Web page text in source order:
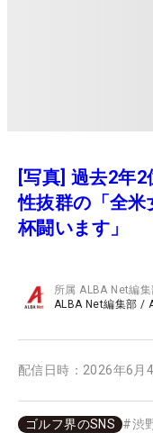
[写真] 過去2年
性抜群の「全
杯闘います」
所属ALBA Net編集
ALBA Net編集部 /
配信日時： 2026年6月
ゴルフ界のSNS #渋